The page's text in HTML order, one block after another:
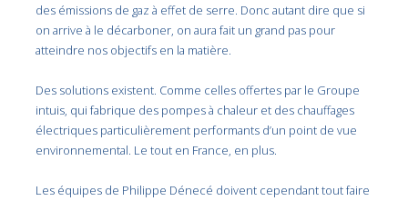
des émissions de gaz à effet de serre. Donc autant dire que si
on arrive à le décarboner, on aura fait un grand pas pour
atteindre nos objectifs en la matière.
Des solutions existent. Comme celles offertes par le Groupe
intuis, qui fabrique des pompes à chaleur et des chauffages
électriques particulièrement performants d’un point de vue
environnemental. Le tout en France, en plus.
Les équipes de Philippe Dénecé doivent cependant tout faire